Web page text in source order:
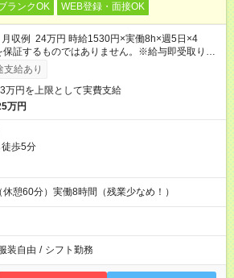
ランクOK WEB登録・面接OK
収例 24万円 時給1530円×実働8h×週5日×4
証するものではありません。※給与即受取りサ
利用条件有）
支給あり
万円を上限として実費支給
万円
歩5分
憩60分）実働8時間（残業少なめ！）
装自由 / シフト勤務